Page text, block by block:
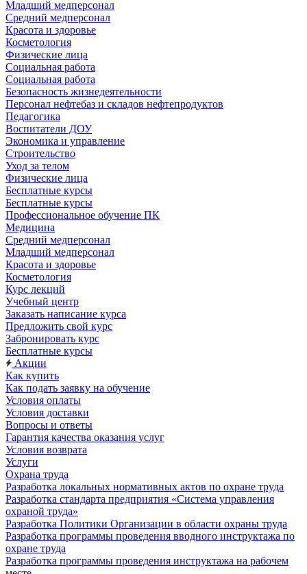
Младший медперсонал
Средний медперсонал
Красота и здоровье
Косметология
Физические лица
Социальная работа
Социальная работа
Безопасность жизнедеятельности
Персонал нефтебаз и складов нефтепродуктов
Педагогика
Воспитатели ДОУ
Экономика и управление
Строительство
Уход за телом
Физические лица
Бесплатные курсы
Бесплатные курсы
Профессиональное обучение ПК
Медицина
Средний медперсонал
Младший медперсонал
Красота и здоровье
Косметология
Курс лекций
Учебный центр
Заказать написание курса
Предложить свой курс
Забронировать курс
Бесплатные курсы
Акции
Как купить
Как подать заявку на обучение
Условия оплаты
Условия доставки
Вопросы и ответы
Гарантия качества оказания услуг
Условия возврата
Услуги
Охрана труда
Разработка локальных нормативных актов по охране труда
Разработка стандарта предприятия «Система управления
охраной труда»
Разработка Политики Организации в области охраны труда
Разработка программы проведения вводного инструктажа по
охране труда
Разработка программы проведения инструктажа на рабочем